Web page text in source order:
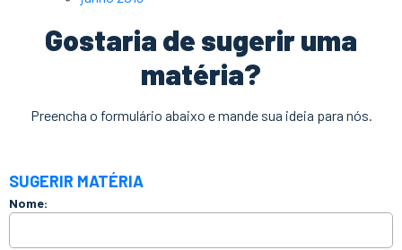
Gostaria de sugerir uma
matéria?
Preencha o formulário abaixo e mande sua ideia para nós.
SUGERIR MATÉRIA
Nome: